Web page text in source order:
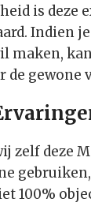
is deze
Indien
maken,
de gewone
zelf deze
100%